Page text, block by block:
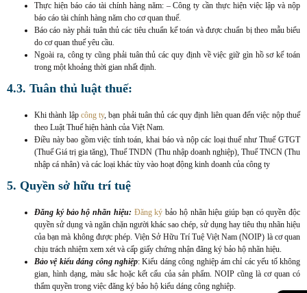
Thực hiện báo cáo tài chính hàng năm: – Công ty cần thực hiện việc lập và nộp
báo cáo tài chính hàng năm cho cơ quan thuế.
Báo cáo này phải tuân thủ các tiêu chuẩn kế toán và được chuẩn bị theo mẫu biểu
do cơ quan thuế yêu cầu.
Ngoài ra, công ty cũng phải tuân thủ các quy định về việc giữ gìn hồ sơ kế toán
trong một khoảng thời gian nhất định.
4.3. Tuân thủ luật thuế:
Khi thành lập công ty, bạn phải tuân thủ các quy định liên quan đến việc nộp thuế
theo Luật Thuế hiện hành của Việt Nam.
Điều này bao gồm việc tính toán, khai báo và nộp các loại thuế như Thuế GTGT
(Thuế Giá trị gia tăng), Thuế TNDN (Thu nhập doanh nghiệp), Thuế TNCN (Thu
nhập cá nhân) và các loại khác tùy vào hoạt động kinh doanh của công ty
5. Quyền sở hữu trí tuệ
Đăng ký bảo hộ nhãn hiệu: Đăng ký bảo hộ nhãn hiệu giúp bạn có quyền độc
quyền sử dụng và ngăn chặn người khác sao chép, sử dụng hay tiêu thụ nhãn hiệu
của bạn mà không được phép. Viện Sở Hữu Trí Tuệ Việt Nam (NOIP) là cơ quan
chịu trách nhiệm xem xét và cấp giấy chứng nhận đăng ký bảo hộ nhãn hiệu.
Bảo vệ kiểu dáng công nghiệp: Kiểu dáng công nghiệp ám chỉ các yếu tố không
gian, hình dạng, màu sắc hoặc kết cấu của sản phẩm. NOIP cũng là cơ quan có
thẩm quyền trong việc đăng ký bảo hộ kiểu dáng công nghiệp.